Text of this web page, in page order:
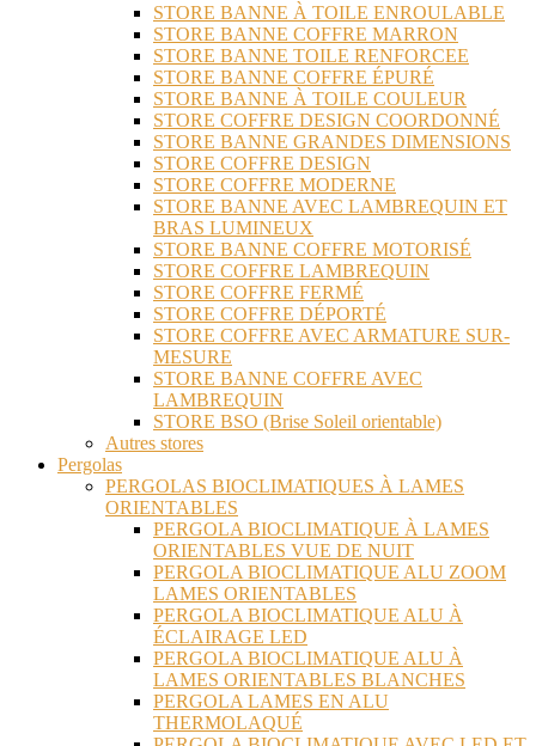
STORE BANNE À TOILE ENROULABLE
STORE BANNE COFFRE MARRON
STORE BANNE TOILE RENFORCEE
STORE BANNE COFFRE ÉPURÉ
STORE BANNE À TOILE COULEUR
STORE COFFRE DESIGN COORDONNÉ
STORE BANNE GRANDES DIMENSIONS
STORE COFFRE DESIGN
STORE COFFRE MODERNE
STORE BANNE AVEC LAMBREQUIN ET
BRAS LUMINEUX
STORE BANNE COFFRE MOTORISÉ
STORE COFFRE LAMBREQUIN
STORE COFFRE FERMÉ
STORE COFFRE DÉPORTÉ
STORE COFFRE AVEC ARMATURE SUR-
MESURE
STORE BANNE COFFRE AVEC
LAMBREQUIN
STORE BSO (Brise Soleil orientable)
Autres stores
Pergolas
PERGOLAS BIOCLIMATIQUES À LAMES
ORIENTABLES
PERGOLA BIOCLIMATIQUE À LAMES
ORIENTABLES VUE DE NUIT
PERGOLA BIOCLIMATIQUE ALU ZOOM
LAMES ORIENTABLES
PERGOLA BIOCLIMATIQUE ALU À
ÉCLAIRAGE LED
PERGOLA BIOCLIMATIQUE ALU À
LAMES ORIENTABLES BLANCHES
PERGOLA LAMES EN ALU
THERMOLAQUÉ